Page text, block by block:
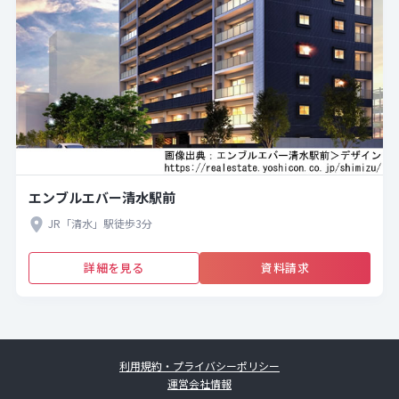
エンブルエバー清水駅前
JR「清水」駅徒歩3分
詳細を見る 資料請求
利用規約・プライバシーポリシー
運営会社情報